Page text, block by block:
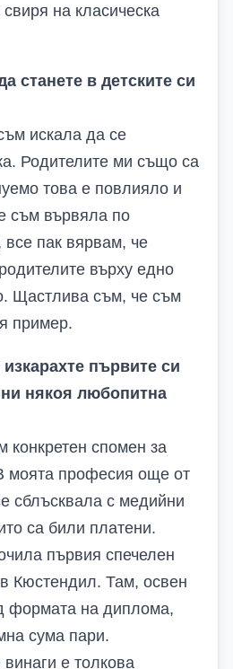
на класическа
станете в детските си
искала да се
Родителите ми също са
това е повлияло и
съм вървяла по
все пак вярвам, че
върху едно
Щастлива съм, че съм
пример.
първите си
някоя любопитна
спомен за
моята професия още от
сблъсквала с медийни
са били платени.
първия спечелен
в Кюстендил. Там, освен
формата на диплома,
сума пари.
е толкова